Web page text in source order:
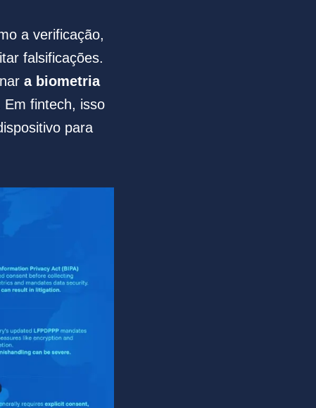
a verificação,
falsificações.
a biometria
Em fintech, isso
para